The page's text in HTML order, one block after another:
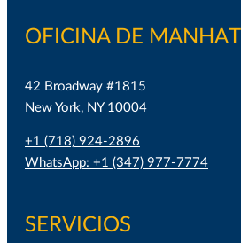
OFICINA DE
42 Broadway #1815
New York, NY 10004
+1 (718) 924-2896
WhatsApp: +1 (347) 977-7774
SERVICIOS